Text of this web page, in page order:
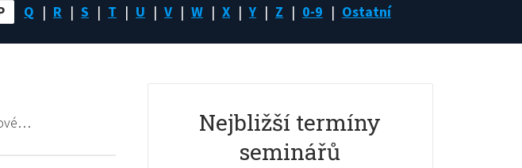
Q R S T U V W X Y Z 0-9 Ostatní
Nejbližší termíny
seminářů